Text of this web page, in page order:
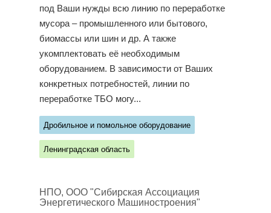
под Ваши нужды всю линию по переработке
мусора – промышленного или бытового,
биомассы или шин и др. А также
укомплектовать её необходимым
оборудованием. В зависимости от Ваших
конкретных потребностей, линии по
переработке ТБО могу...
Дробильное и помольное оборудование
Ленинградская область
НПО, ООО "Сибирская Ассоциация
Энергетического Машиностроения"